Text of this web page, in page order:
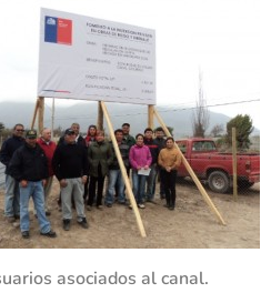
asociados al canal.